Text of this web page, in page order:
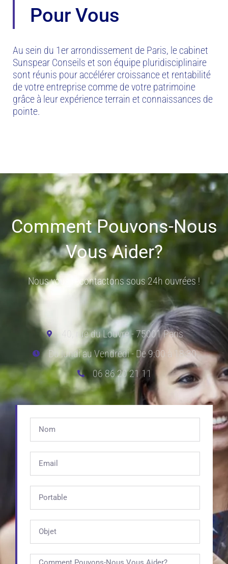
Pour Vous
Au sein du 1er arrondissement de Paris, le cabinet
Sunspear Conseils et son équipe pluridisciplinaire
sont réunis pour accélérer croissance et rentabilité
de votre entreprise comme de votre patrimoine
grâce à leur expérience terrain et connaissances de
pointe.
Comment Pouvons-Nous
Vous Aider?
Nous vous recontactons sous 24h ouvrées !
40, rue du Louvre - 75001 Paris
Du lundi au Vendredi - De 9:00 à 18:30
06 86 20 21 11